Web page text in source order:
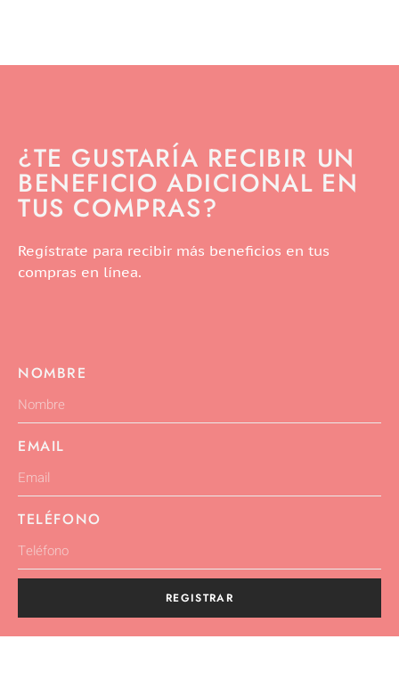
¿TE GUSTARÍA RECIBIR UN
BENEFICIO ADICIONAL EN
TUS COMPRAS?
Regístrate para recibir más beneficios en tus
compras en línea.
NOMBRE
EMAIL
TELÉFONO
REGISTRAR